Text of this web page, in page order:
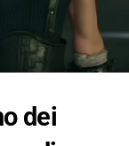
dei